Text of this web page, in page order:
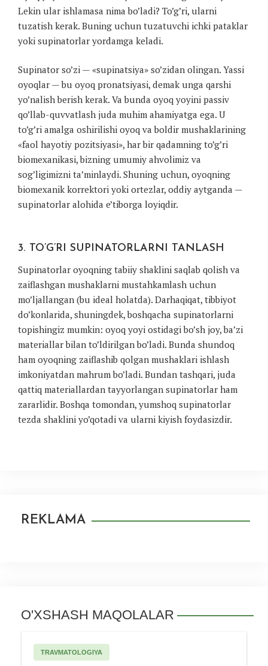
Lekin ular ishlamasa nima bo’ladi? To’g’ri, ularni
tuzatish kerak. Buning uchun tuzatuvchi ichki pataklar
yoki supinatorlar yordamga keladi.
Supinator so’zi — «supinatsiya» so’zidan olingan. Yassi
oyoqlar — bu oyoq pronatsiyasi, demak unga qarshi
yo’nalish berish kerak. Va bunda oyoq yoyini passiv
qo’llab-quvvatlash juda muhim ahamiyatga ega. U
to’g’ri amalga oshirilishi oyoq va boldir mushaklarining
«faol hayotiy pozitsiyasi», har bir qadamning to’g’ri
biomexanikasi, bizning umumiy ahvolimiz va
sog’ligimizni ta’minlaydi. Shuning uchun, oyoqning
biomexanik korrektori yoki ortezlar, oddiy aytganda —
supinatorlar alohida e’tiborga loyiqdir.
3. TO’G’RI SUPINATORLARNI TANLASH
Supinatorlar oyoqning tabiiy shaklini saqlab qolish va
zaiflashgan mushaklarni mustahkamlash uchun
mo’ljallangan (bu ideal holatda). Darhaqiqat, tibbiyot
do’konlarida, shuningdek, boshqacha supinatorlarni
topishingiz mumkin: oyoq yoyi ostidagi bo’sh joy, ba’zi
materiallar bilan to’ldirilgan bo’ladi. Bunda shundoq
ham oyoqning zaiflashib qolgan mushaklari ishlash
imkoniyatdan mahrum bo’ladi. Bundan tashqari, juda
qattiq materiallardan tayyorlangan supinatorlar ham
zararlidir. Boshqa tomondan, yumshoq supinatorlar
tezda shaklini yo’qotadi va ularni kiyish foydasizdir.
REKLAMA
O'XSHASH MAQOLALAR
TRAVMATOLOGIYA